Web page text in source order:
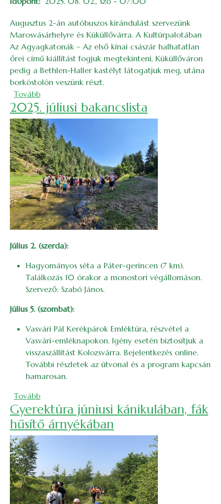
Augusztus 2-án autóbuszos kirándulást szervezünk
Marosvásárhelyre és Küküllővárra. A Kultúrpalotában
Az Agyagkatonák – Az első kínai császár halhatatlan
őrei című kiállítást fogjuk megtekinteni, Küküllőváron
pedig a Bethlen-Haller kastélyt látogatjuk meg, utána
borkóstolón veszünk részt.
Tovább(Autóbuszos kirándulás Marosvásárhelyre és
2025. júliusi bakancslista
Július 2. (szerda):
Hagyományos séta a Páter-gerincen (7 km).
Találkozás 10 órakor a monostori végállomáson.
Szervező: Szabó János.
Július 5. (szombat):
Vasvári Pál Kerékpárok Emléktúra, részvétel a
Vasvári-emléknapokon. Igény esetén biztosítjuk a
visszaszállítást Kolozsvárra. Bejelentkezés online.
További részletek az útvonal és a program kapcsán
hamarosan.
Tovább(2025. júliusi bakancslista)
Gyerektúra júniusi kánikulában, fák
hűsítő árnyékában